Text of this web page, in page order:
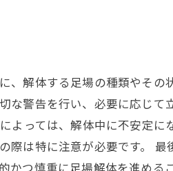
、解体する足場の種類やその
警告を行い、必要に応じて
よっては、解体中に不安定に
は特に注意が必要です。
かつ慎重に足場解体を進める